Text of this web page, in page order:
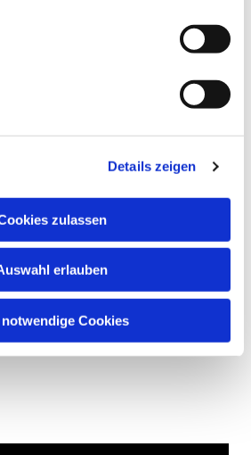
Details zeigen
zulassen
erlauben
Cookies
– und fördert Kinder in ihrer